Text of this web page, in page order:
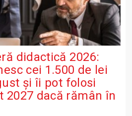
didactică 2026:
cei 1.500 de lei
și îi pot folosi
2027 dacă rămân în